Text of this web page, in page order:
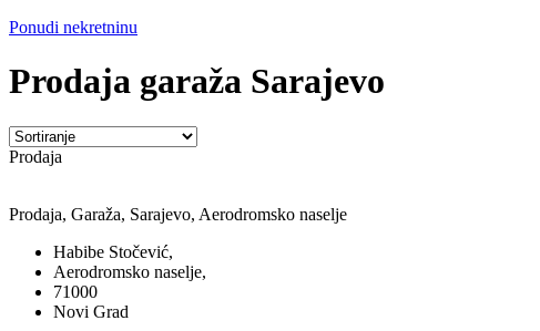
Ponudi nekretninu
Prodaja garaža Sarajevo
Prodaja
Prodaja, Garaža, Sarajevo, Aerodromsko naselje
Habibe Stočević,
Aerodromsko naselje,
71000
Novi Grad